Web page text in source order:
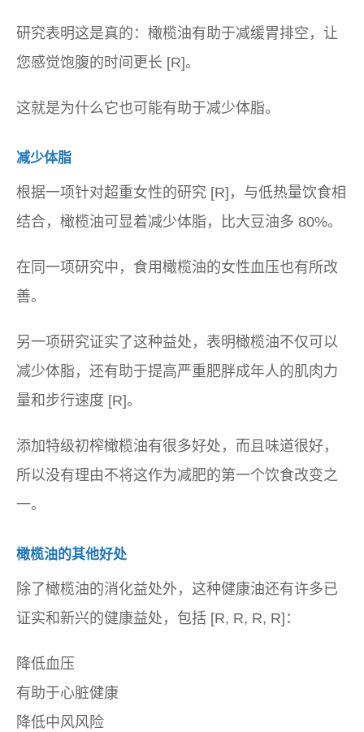
研究表明这是真的：橄榄油有助于减缓胃排空，让
您感觉饱腹的时间更长 [R]。
这就是为什么它也可能有助于减少体脂。
减少体脂
根据一项针对超重女性的研究 [R]，与低热量饮食相
结合，橄榄油可显着减少体脂，比大豆油多 80%。
在同一项研究中，食用橄榄油的女性血压也有所改
善。
另一项研究证实了这种益处，表明橄榄油不仅可以
减少体脂，还有助于提高严重肥胖成年人的肌肉力
量和步行速度 [R]。
添加特级初榨橄榄油有很多好处，而且味道很好，
所以没有理由不将这作为减肥的第一个饮食改变之
一。
橄榄油的其他好处
除了橄榄油的消化益处外，这种健康油还有许多已
证实和新兴的健康益处，包括 [R, R, R, R]：
降低血压
有助于心脏健康
降低中风风险